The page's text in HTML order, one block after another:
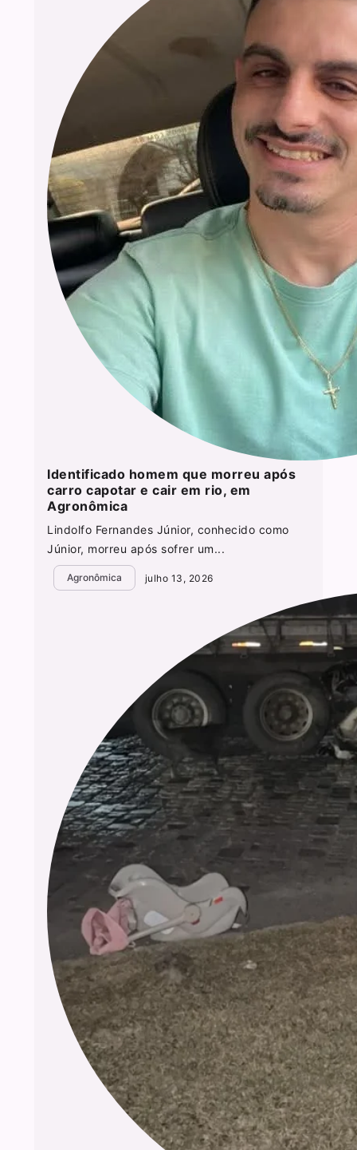
Identificado homem que morreu após
carro capotar e cair em rio, em
Agronômica
Lindolfo Fernandes Júnior, conhecido como
Júnior, morreu após sofrer um...
Agronômica julho 13, 2026